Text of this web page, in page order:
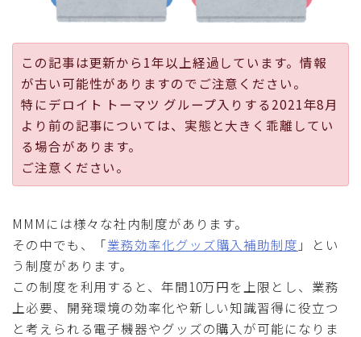
公式ページ
この記事は更新から1年以上経過しています。情報
が古い可能性がありますのでご注意ください。
特にデロイト トーマツ グループ入りする2021年8月
より前の記事については、実態と大きく乖離してい
る場合があります。
ご注意ください。
MMMには様々な社内制度があります。
その中でも、「業務効率化グッズ購入補助制度 」とい
う制度があります。
この制度を利用すると、年間10万円を上限とし、業務
上必要、開発環境の効率化や新しい知識習得に役立つ
と考えられる電子機器やグッズの購入が可能になりま